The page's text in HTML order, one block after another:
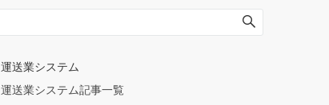
運送業システム
運送業システム記事一覧